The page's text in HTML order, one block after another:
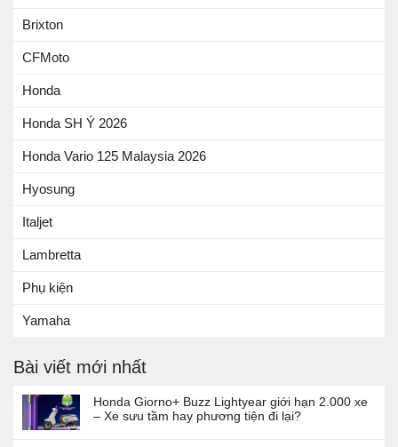
Brixton
CFMoto
Honda
Honda SH Ý 2026
Honda Vario 125 Malaysia 2026
Hyosung
Italjet
Lambretta
Phụ kiện
Yamaha
Bài viết mới nhất
Honda Giorno+ Buzz Lightyear giới hạn 2.000 xe
– Xe sưu tầm hay phương tiện đi lại?